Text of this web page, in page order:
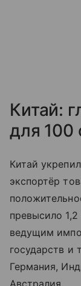
Китай:
для 100
Китай
экспортёр
превысило
ведущим
государств и
Германия,
Австралия.